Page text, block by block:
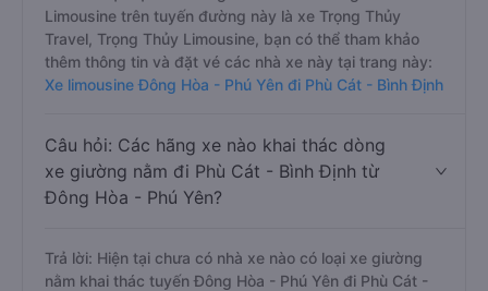
Limousine trên tuyến đường này là xe Trọng Thủy
Travel, Trọng Thủy Limousine, bạn có thể tham khảo
thêm thông tin và đặt vé các nhà xe này tại trang này:
Xe limousine Đông Hòa - Phú Yên đi Phù Cát - Bình Định
Câu hỏi: Các hãng xe nào khai thác dòng
xe giường nằm đi Phù Cát - Bình Định từ
Đông Hòa - Phú Yên?
Trả lời: Hiện tại chưa có nhà xe nào có loại xe giường
nằm khai thác tuyến Đông Hòa - Phú Yên đi Phù Cát -